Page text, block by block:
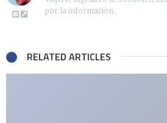
por la información.
RELATED ARTICLES